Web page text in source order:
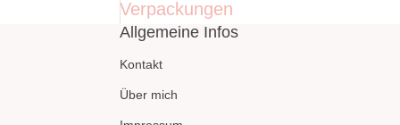
Verpackungen
Allgemeine Infos
Kontakt
Über mich